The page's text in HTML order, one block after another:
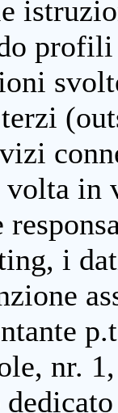
in
i
nr.